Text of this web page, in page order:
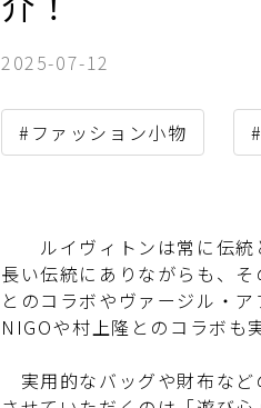
2025-07-12
#ファッション小物
ルイヴィトンは常に伝統
長い伝統にありながらも、
とのコラボやヴァージル・
NIGOや村上隆とのコラボも
実用的なバッグや財布など